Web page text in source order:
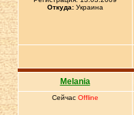
Откуда:Украина
Melania
Сейчас Offline